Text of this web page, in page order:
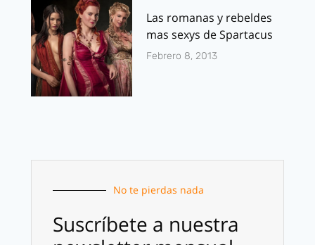
Las romanas y rebeldes
mas sexys de Spartacus
Febrero 8, 2013
No te pierdas nada
Suscríbete a nuestra